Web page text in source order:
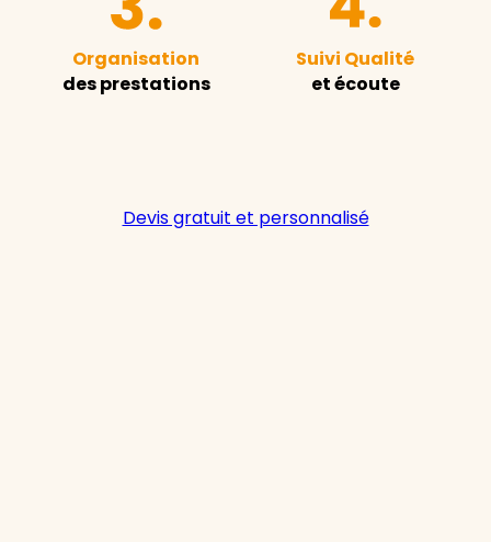
Organisation
des prestations
Suivi Qualité
et écoute
Devis gratuit et personnalisé